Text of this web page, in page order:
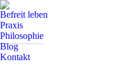
Befreit leben
Praxis
Philosophie
Blog
Kontakt